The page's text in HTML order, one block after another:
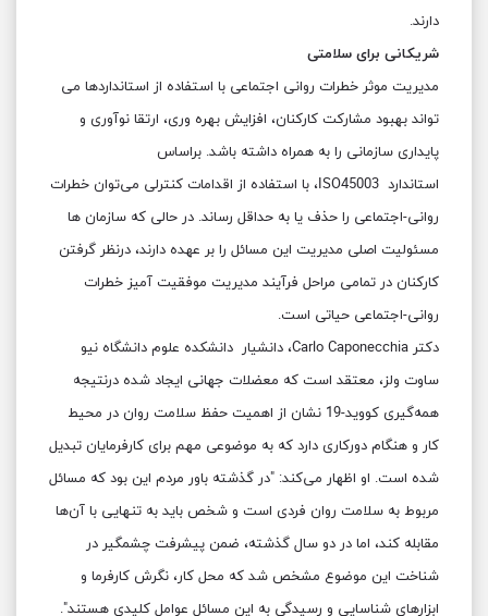
دارند.
شریکانی برای سلامتی
مدیریت موثر خطرات روانی اجتماعی با استفاده از استانداردها می
تواند بهبود مشارکت کارکنان، افزایش بهره وری، ارتقا نوآوری و
پایداری سازمانی را به همراه داشته باشد. براساس
استاندارد ISO45003، با استفاده از اقدامات کنترلی می‌توان خطرات
روانی-اجتماعی را حذف یا به حداقل رساند. در حالی که سازمان ها
مسئولیت اصلی مدیریت این مسائل را بر عهده دارند، درنظر گرفتن
کارکنان در تمامی مراحل فرآیند مدیریت موفقیت آمیز خطرات
روانی-اجتماعی حیاتی است.
دکتر Carlo Caponecchia، دانشیار دانشکده علوم دانشگاه نیو
ساوت ولز، معتقد است که معضلات جهانی ایجاد شده درنتیجه
همه‌گیری کووید-19 نشان از اهمیت حفظ سلامت روان در محیط
کار و هنگام دورکاری دارد که به موضوعی مهم برای کارفرمایان تبدیل
شده است. او اظهار می‌کند: "در گذشته باور مردم این بود که مسائل
مربوط به سلامت روان فردی است و شخص باید به تنهایی با آن‌ها
مقابله کند، اما در دو سال گذشته، ضمن پیشرفت چشمگیر در
شناخت این موضوع مشخص شد که محل کار، نگرش‌ کارفرما و
ابزارهای شناسایی و رسیدگی به این مسائل عوامل کلیدی هستند".